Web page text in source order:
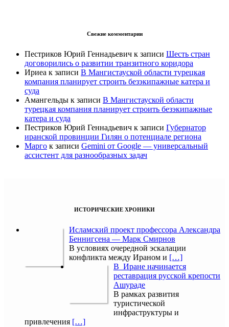
Свежие комментарии
Пестриков Юрий Геннадьевич к записи Шесть стран
договорились о развитии транзитного коридора
Ириеа к записи В Мангистауской области турецкая
компания планирует строить безэкипажные катера и
суда
Амангельды к записи В Мангистауской области
турецкая компания планирует строить безэкипажные
катера и суда
Пестриков Юрий Геннадьевич к записи Губернатор
иранской провинции Гилян о потенциале региона
Марго к записи Gemini от Google — универсальный
ассистент для разнообразных задач
ИСТОРИЧЕСКИЕ ХРОНИКИ
Исламский проект профессора Александра
Беннигсена — Марк Смирнов
В условиях очередной эскалации
конфликта между Ираном и […]
В Иране начинается
реставрация русской крепости
Ашураде
В рамках развития
туристической
инфраструктуры и
привлечения […]